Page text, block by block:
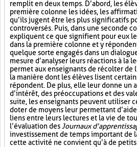
remplit en deux temps. D’abord, les
première colonne les idées, les
qu’ils jugent être les plus significatifs
controversés. Puis, dans une seconde
expliquent ce que signifient pour eux
dans la première colonne et y
quelque sorte engagés dans un
mesure d’analyser leurs réactions à la
permet aux enseignants de récolter de
la manière dont les élèves lisent
répondent. De plus, elle leur donne un
d’intérêt, des préoccupations et des
suite, les enseignants peuvent utiliser
doter de moyens leur permettant
liens entre leurs lectures et la vie de
l’évaluation des Journaux
investissement de temps important de
cette activité ne convient qu’à de petits